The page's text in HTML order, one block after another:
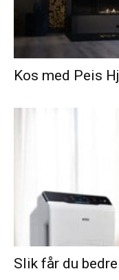
Kos med Peis
Slik får du